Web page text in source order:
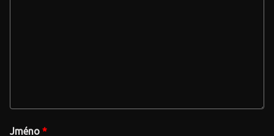
Jméno *